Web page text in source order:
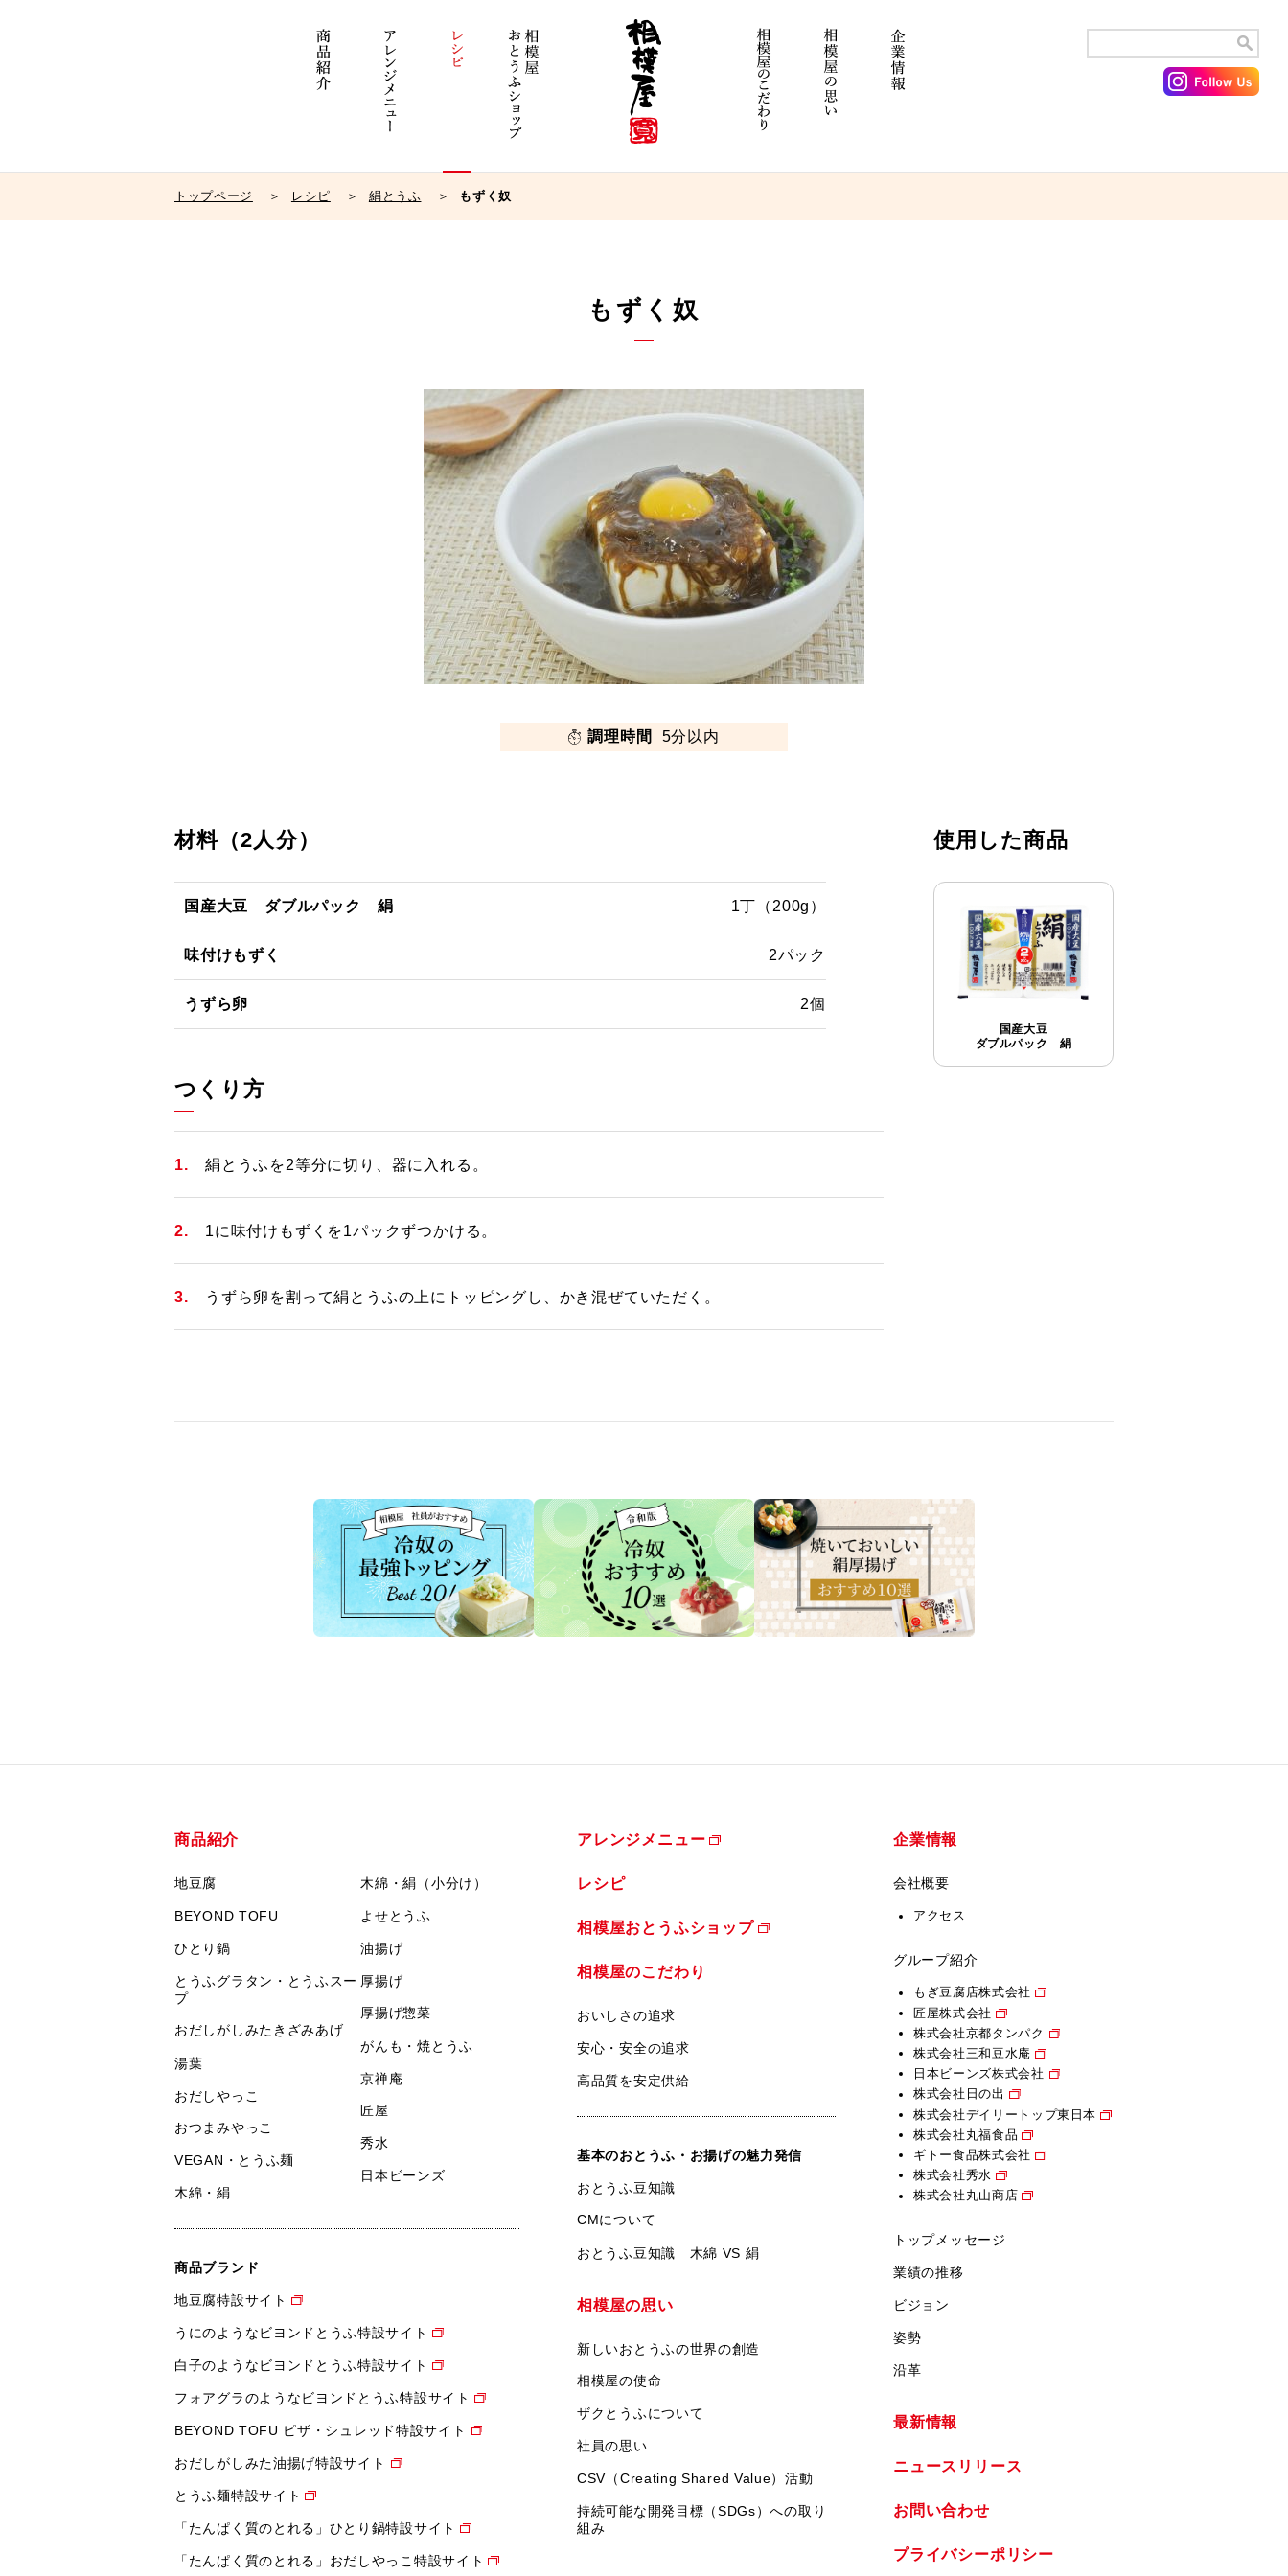
トップページ レシピ 絹とうふ もずく奴
もずく奴
調理時間 5分以内
材料（2人分）
国産大豆 ダブルパック 絹 1丁（200g）
味付けもずく 2パック
うずら卵 2個
つくり方
絹とうふを2等分に切り、器に入れる。
1に味付けもずくを1パックずつかける。
うずら卵を割って絹とうふの上にトッピングし、かき混ぜていただく。
使用した商品
国産大豆
ダブルパック 絹
商品紹介
地豆腐
BEYOND TOFU
ひとり鍋
とうふグラタン・とうふスー
プ
おだしがしみたきざみあげ
湯葉
おだしやっこ
おつまみやっこ
VEGAN・とうふ麺
木綿・絹
木綿・絹（小分け）
よせとうふ
油揚げ
厚揚げ
厚揚げ惣菜
がんも・焼とうふ
京禅庵
匠屋
秀水
日本ビーンズ
商品ブランド
地豆腐特設サイト
うにのようなビヨンドとうふ特設サイト
白子のようなビヨンドとうふ特設サイト
フォアグラのようなビヨンドとうふ特設サイト
BEYOND TOFU ピザ・シュレッド特設サイト
おだしがしみた油揚げ特設サイト
とうふ麺特設サイト
「たんぱく質のとれる」ひとり鍋特設サイト
「たんぱく質のとれる」おだしやっこ特設サイト
アレンジメニュー
レシピ
相模屋おとうふショップ
相模屋のこだわり
おいしさの追求
安心・安全の追求
高品質を安定供給
基本のおとうふ・お揚げの魅力発信
おとうふ豆知識
CMについて
おとうふ豆知識 木綿 VS 絹
相模屋の思い
新しいおとうふの世界の創造
相模屋の使命
ザクとうふについて
社員の思い
CSV（Creating Shared Value）活動
持続可能な開発目標（SDGs）への取り
組み
企業情報
会社概要
アクセス
グループ紹介
もぎ豆腐店株式会社
匠屋株式会社
株式会社京都タンパク
株式会社三和豆水庵
日本ビーンズ株式会社
株式会社日の出
株式会社デイリートップ東日本
株式会社丸福食品
ギトー食品株式会社
株式会社秀水
株式会社丸山商店
トップメッセージ
業績の推移
ビジョン
姿勢
沿革
最新情報
ニュースリリース
お問い合わせ
プライバシーポリシー